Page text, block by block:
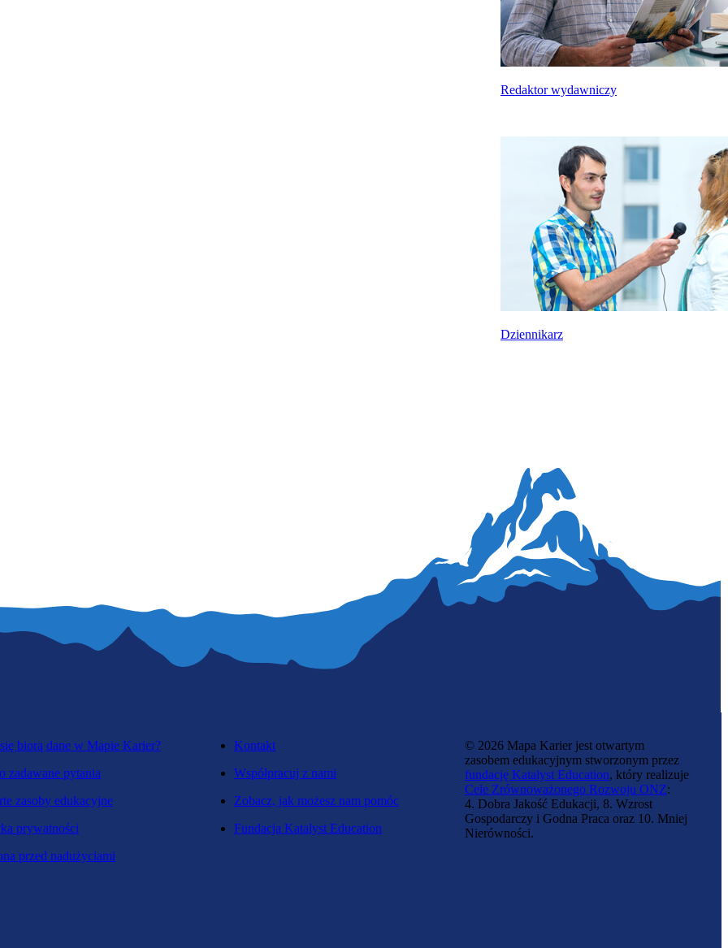
Redaktor wydawniczy
Dziennikarz
biorą dane w Mapie Karier?
zadawane pytania
zasoby edukacyjne
prywatności
przed nadużyciami
Kontakt
Współpracuj z nami
Zobacz, jak możesz nam pomóc
Fundacja Katalyst Education
© 2026 Mapa Karier jest otwartym
zasobem edukacyjnym stworzonym przez
fundację Katalyst Education, który realizuje
Cele Zrównoważonego Rozwoju ONZ:
4. Dobra Jakość Edukacji, 8. Wzrost
Gospodarczy i Godna Praca oraz 10. Mniej
Nierówności.